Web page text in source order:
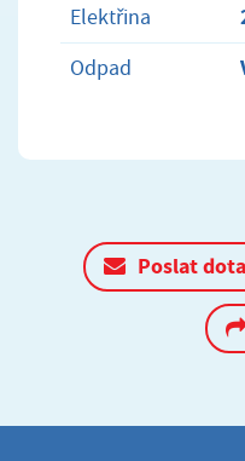
Elektřina
Odpad
Poslat